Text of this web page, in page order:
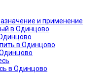
и применение
в Одинцово
в Одинцово
в Одинцово